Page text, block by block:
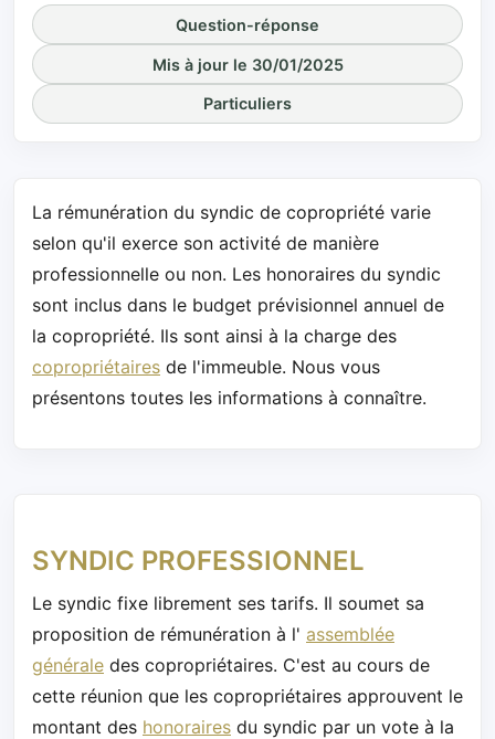
Question-réponse
Mis à jour le 30/01/2025
Particuliers
La rémunération du syndic de copropriété varie
selon qu'il exerce son activité de manière
professionnelle ou non. Les honoraires du syndic
sont inclus dans le budget prévisionnel annuel de
la copropriété. Ils sont ainsi à la charge des
copropriétaires de l'immeuble. Nous vous
présentons toutes les informations à connaître.
SYNDIC PROFESSIONNEL
Le syndic fixe librement ses tarifs. Il soumet sa
proposition de rémunération à l' assemblée
générale des copropriétaires. C'est au cours de
cette réunion que les copropriétaires approuvent le
montant des honoraires du syndic par un vote à la